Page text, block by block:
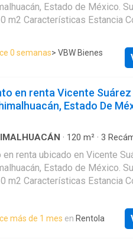
Estado de México. Superficie
Cocina
0 semanas> VBW Bienes
en renta Vicente Suárez
Estado De
· 120 m² · 3
en renta ubicado en Vicente
Estado de México.
m2 Características Estancia
más de 1 mes en Rentola